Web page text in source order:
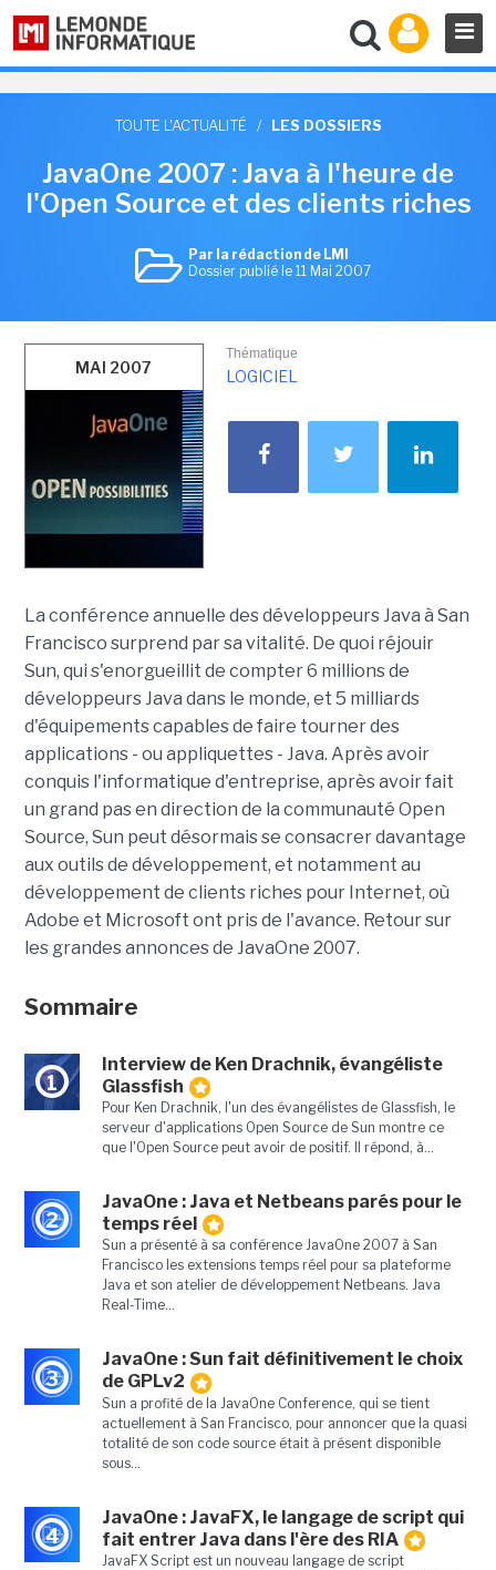
TOUTE L'ACTUALITÉ / LES DOSSIERS
JavaOne 2007 : Java à l'heure de
l'Open Source et des clients riches
Par la rédaction de LMI
Dossier publié le 11 Mai 2007
MAI 2007
Thématique
LOGICIEL
La conférence annuelle des développeurs Java à San
Francisco surprend par sa vitalité. De quoi réjouir
Sun, qui s'enorgueillit de compter 6 millions de
développeurs Java dans le monde, et 5 milliards
d'équipements capables de faire tourner des
applications - ou appliquettes - Java. Après avoir
conquis l'informatique d'entreprise, après avoir fait
un grand pas en direction de la communauté Open
Source, Sun peut désormais se consacrer davantage
aux outils de développement, et notamment au
développement de clients riches pour Internet, où
Adobe et Microsoft ont pris de l'avance. Retour sur
les grandes annonces de JavaOne 2007.
Sommaire
1
Interview de Ken Drachnik, évangéliste
Glassfish
Pour Ken Drachnik, l'un des évangélistes de Glassfish, le
serveur d'applications Open Source de Sun montre ce
que l'Open Source peut avoir de positif. Il répond, à...
2
JavaOne : Java et Netbeans parés pour le
temps réel
Sun a présenté à sa conférence JavaOne 2007 à San
Francisco les extensions temps réel pour sa plateforme
Java et son atelier de développement Netbeans. Java
Real-Time...
3
JavaOne : Sun fait définitivement le choix
de GPLv2
Sun a profité de la JavaOne Conference, qui se tient
actuellement à San Francisco, pour annoncer que la quasi
totalité de son code source était à présent disponible
sous...
4
JavaOne : JavaFX, le langage de script qui
fait entrer Java dans l'ère des RIA
JavaFX Script est un nouveau langage de script